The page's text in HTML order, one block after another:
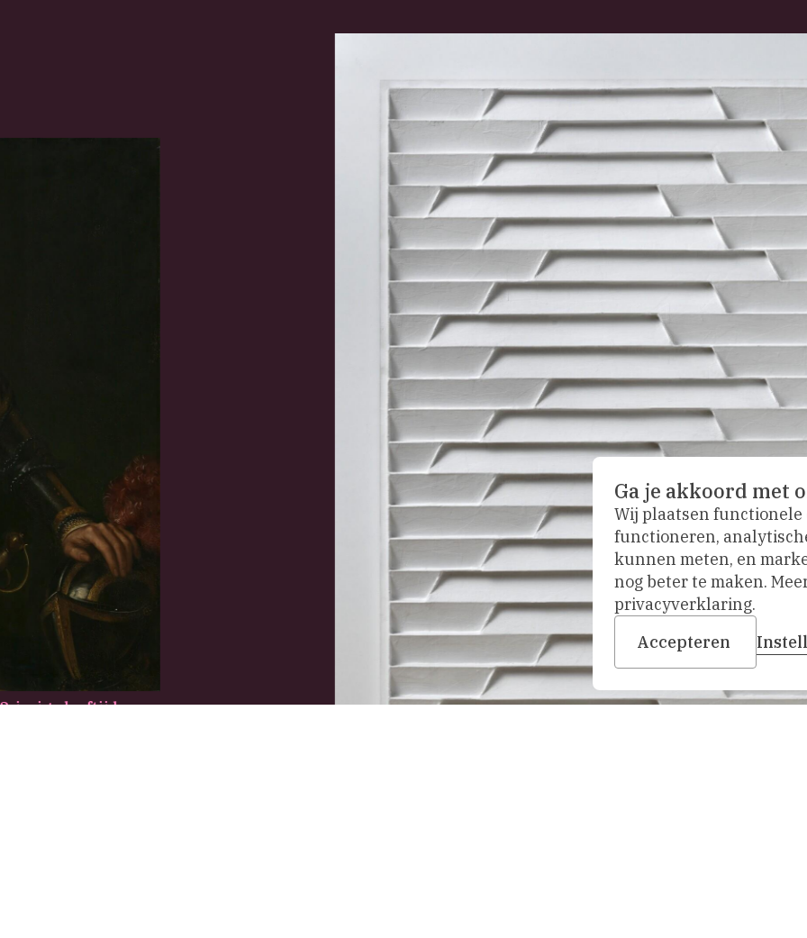
jarige leeftijd
Ga je akkoord met
Wij plaatsen functionele
functioneren,
kunnen meten, en
nog beter te maken.
privacyverklaring.
Accepteren